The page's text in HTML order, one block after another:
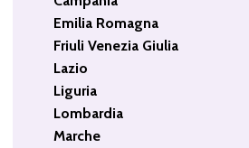
Emilia Romagna
Friuli Venezia Giulia
Lazio
Liguria
Lombardia
Marche